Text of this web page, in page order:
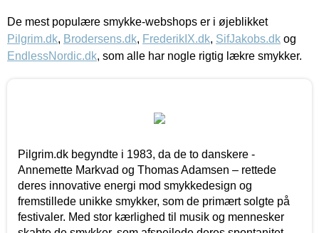
De mest populære smykke-webshops er i øjeblikket
Pilgrim.dk, Brodersens.dk, FrederikIX.dk, SifJakobs.dk og
EndlessNordic.dk, som alle har nogle rigtig lækre smykker.
Pilgrim.dk begyndte i 1983, da de to danskere -
Annemette Markvad og Thomas Adamsen – rettede
deres innovative energi mod smykkedesign og
fremstillede unikke smykker, som de primært solgte på
festivaler. Med stor kærlighed til musik og mennesker